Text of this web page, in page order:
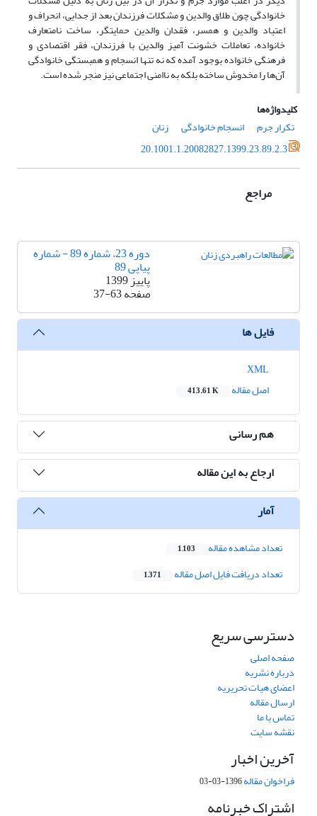
خانوادگی چون طلاق والدین و مشکلات فرزندان بعد از جدایی، انحراف و
اعتیاد والدین و همسر، فقدان والدین حمایتگر، ساخت نامتعارف
خانواده، تعاملات خشونت آمیز والدین با فرزندان، فقر اقتصادی و
فرهنگی خانواده بوجود آمده که نه تنها انسجام و همبستگی خانوادگی
آن‌ها را مخدوش ساخته بلکه به ناامنی اجتماعی نیز منجر شده است.
کلیدواژه‌ها
تکرار جرم
انسجام خانوادگی
زنان
20.1001.1.20082827.1399.23.89.2.3
مراجع
دوره 23، شماره 89 - شماره
پیاپی 89
پاییز 1399
صفحه37-63
فایل ها
اصل مقاله
413.61 K
هم رسانی
ارجاع به این مقاله
آمار
تعداد مشاهده مقاله 1,103
تعداد دریافت فایل اصل مقاله 1,371
دسترسی سریع
صفحه اصلی
درباره نشریه
اعضای هیات تحریریه
ارسال مقاله
تماس با ما
نقشه سایت
آخرین اخبار
فراخوان مقاله1396-03-03
اشتراک خبرنامه